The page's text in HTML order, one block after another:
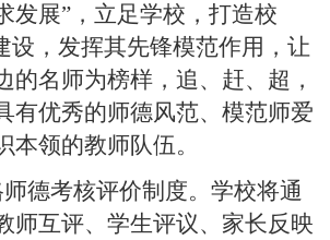
发展”，立足学校，打造校
设，发挥其先锋模范作用，让
的名师为榜样，追、赶、超，
有优秀的师德风范、模范师爱
本领的教师队伍。
师德考核评价制度。学校将通
师互评、学生评议、家长反映